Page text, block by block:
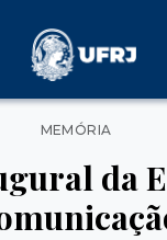
Categorias
MEMÓRIA
da